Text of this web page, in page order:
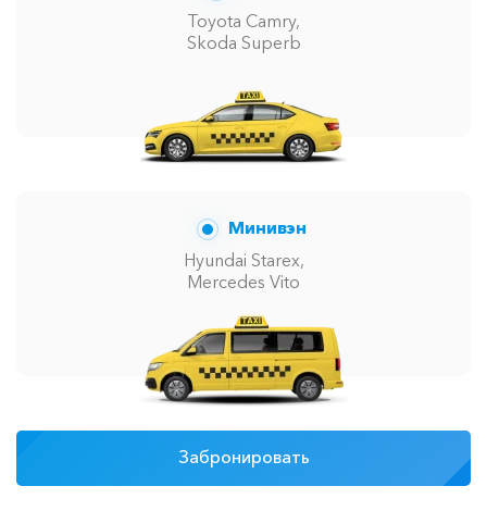
Toyota Camry,
Skoda Superb
Минивэн
Hyundai Starex,
Mercedes Vito
Забронировать